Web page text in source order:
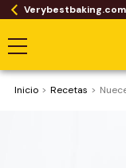
Verybestbaking.com
Inicio Recetas